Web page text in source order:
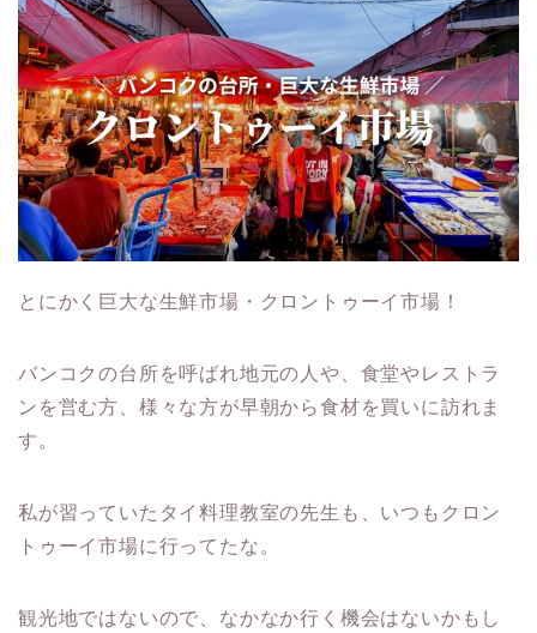
とにかく巨大な生鮮市場・クロントゥーイ市場！
バンコクの台所を呼ばれ地元の人や、食堂やレストラ
ンを営む方、様々な方が早朝から食材を買いに訪れま
す。
私が習っていたタイ料理教室の先生も、いつもクロン
トゥーイ市場に行ってたな。
観光地ではないので、なかなか行く機会はないかもし